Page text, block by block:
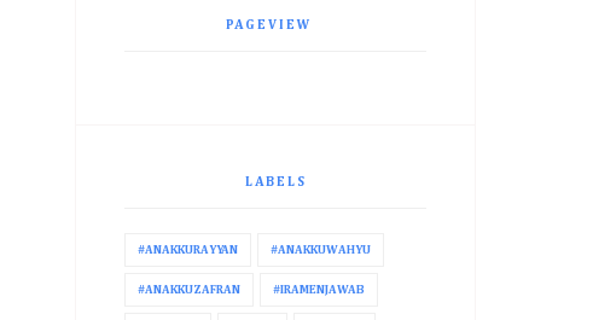
PAGEVIEW
LABELS
#ANAKKURAYYAN #ANAKKUWAHYU
#ANAKKUZAFRAN #IRAMENJAWAB